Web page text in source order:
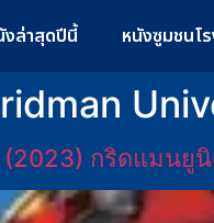
งล่าสุดปีนี้ หนังซูมชนโ
กริดแมนยูนิ